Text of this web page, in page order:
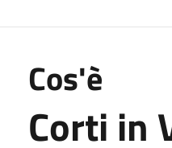
Cos'è
Corti in